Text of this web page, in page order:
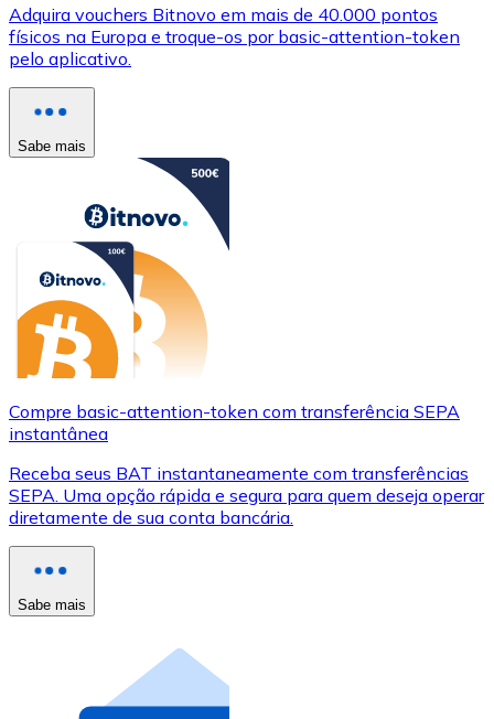
Adquira vouchers Bitnovo em mais de 40.000 pontos
físicos na Europa e troque-os por basic-attention-token
pelo aplicativo.
Sabe mais
Compre basic-attention-token com transferência SEPA
instantânea
Receba seus BAT instantaneamente com transferências
SEPA. Uma opção rápida e segura para quem deseja operar
diretamente de sua conta bancária.
Sabe mais